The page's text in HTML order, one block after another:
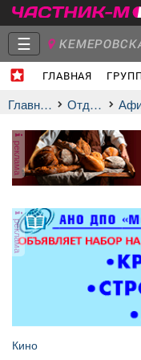
☰
ГЛАВНАЯ
Объявления
Главная Отдых
реклама
реклама
Кино